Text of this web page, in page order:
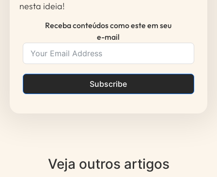
nesta ideia!
Receba conteúdos como este em seu
e-mail
Subscribe
Veja outros artigos